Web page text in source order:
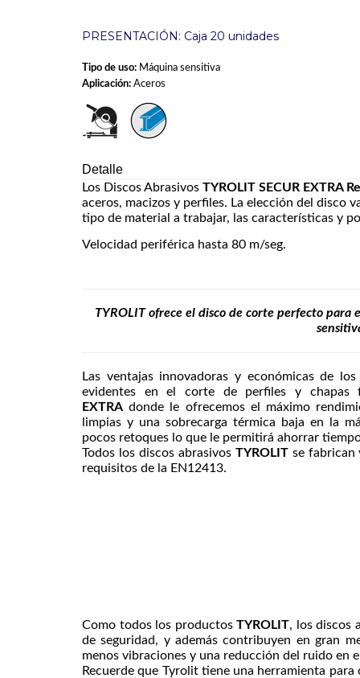
PRESENTACIÓN: Caja 20 unidades
Tipo de uso: Máquina sensitiva
Aplicación: Aceros
Detalle
Los Discos Abrasivos TYROLIT SECUR EXTRA
aceros, macizos y perfiles. La elección del disco
tipo de material a trabajar, las características y
Velocidad periférica hasta 80 m/seg.
TYROLIT ofrece el disco de corte perfecto para
Las ventajas innovadoras y económicas de
evidentes en el corte de perfiles y
EXTRA donde le ofrecemos el máximo
limpias y una sobrecarga térmica baja en la
pocos retoques lo que le permitirá ahorrar
Todos los discos abrasivos TYROLITse fabrican
requisitos de la EN12413.
Como todos los productosTYROLIT, los discos
de seguridad, y además contribuyen en gran
menos vibraciones y una reducción del ruido en
Recuerde que Tyrolit tiene una herramienta